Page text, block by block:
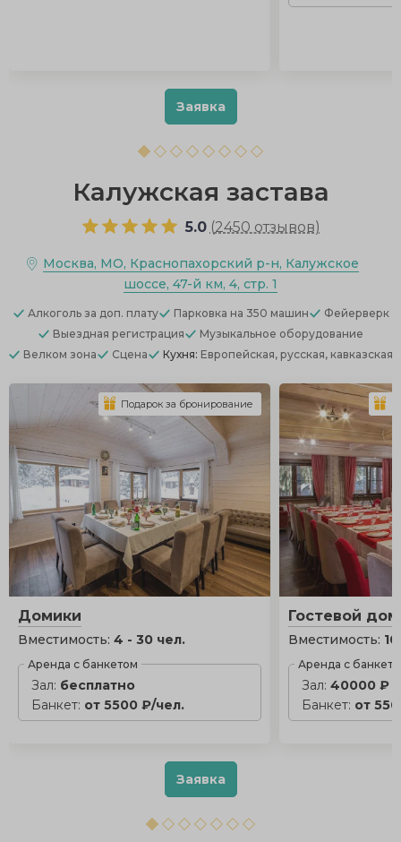
Заявка
Калужская застава
5.0 (2450 отзывов)
Москва, МО, Краснопахорский р-н, Калужское
шоссе, 47-й км, 4, стр. 1
Алкоголь за доп. плату Парковка на 350 машин
Фейерверк
Выездная регистрация
Музыкальное оборудование
Велком зона
Сцена Кухня: Европейская, русская, кавказская
Домики
Вместимость: 4 - 30 чел.
Аренда с банкетом
Зал: бесплатно
Банкет: от 5500 ₽/чел.
Подарок за бронирование
Гостевой дом
Вместимость:
Аренда с
Зал:40000 ₽
Банкет: от
Заявка